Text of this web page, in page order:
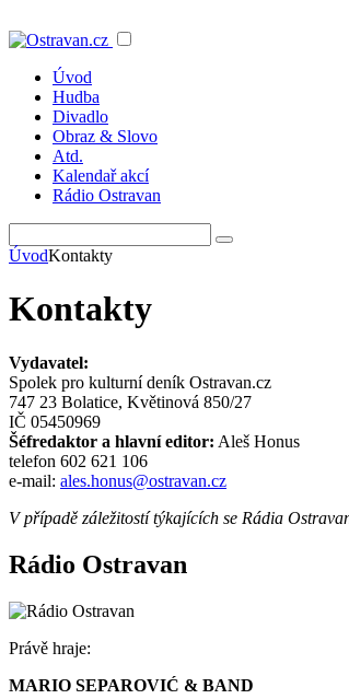
Úvod
Hudba
Divadlo
Obraz & Slovo
Atd.
Kalendař akcí
Rádio Ostravan
ÚvodKontakty
Kontakty
Vydavatel:
Spolek pro kulturní deník Ostravan.cz
747 23 Bolatice, Květinová 850/27
IČ 05450969
Šéfredaktor a hlavní editor: Aleš Honus
telefon 602 621 106
e-mail: ales.honus@ostravan.cz
V případě záležitostí týkajících se Rádia
Rádio Ostravan
Právě hraje:
MARIO SEPAROVIĆ & BAND